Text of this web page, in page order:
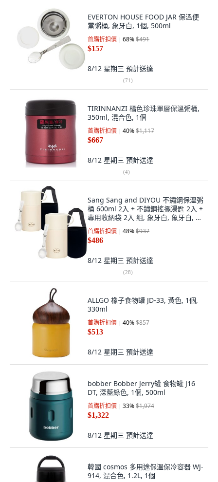
EVERTON HOUSE FOOD JAR 保溫便
當粥桶, 象牙白, 1個, 500ml
首購折扣價 68%$491
$157
8/12 星期三 預計送達
(71)
TIRINNANZI 橘色珍珠單層保溫粥桶,
350ml, 混合色, 1個
首購折扣價 40%$1,117
$667
8/12 星期三 預計送達
(4)
Sang Sang and DIYOU 不鏽鋼保溫粥
桶 600ml 2入 + 不鏽鋼搖擺湯匙 2入 +
專用收納袋 2入 組, 象牙白, 象牙白, 1
套
首購折扣價 48%$937
$486
8/12 星期三 預計送達
(28)
ALLGO 橡子食物罐 JD-33, 黃色, 1個,
330ml
首購折扣價 40%$857
$513
8/12 星期三 預計送達
bobber Bobber Jerry罐 食物罐 J16
DT, 深藍綠色, 1個, 500ml
首購折扣價 33%$1,974
$1,322
8/12 星期三 預計送達
韓國 cosmos 多用途保溫保冷容器 WJ-
914, 混合色, 1.2L, 1個